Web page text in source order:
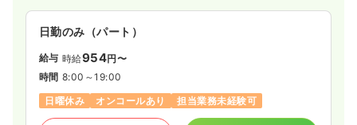
日勤のみ（パート）
給与 時給954円〜
時間 8:00～19:00
日曜休み
オンコールあり 担当業務未経験可